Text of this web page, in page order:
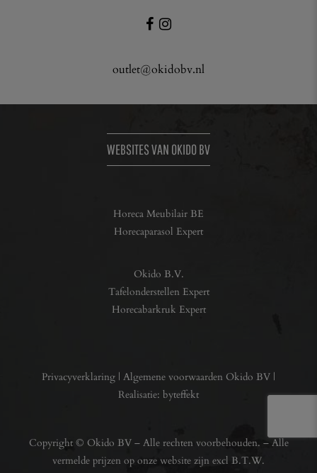
outlet@okidobv.nl
WEBSITES VAN OKIDO BV
Horeca Meubilair BE
Horecaparasol Expert
Okido B.V.
Tafelonderstellen Expert
Horecabarkruk Expert
Privacyverklaring | Algemene voorwaarden Okido BV |
Realisatie: byteffekt
Copyright © Okido BV – Alle rechten voorbehouden. – Alle
vermelde prijzen op onze website zijn excl B.T.W.